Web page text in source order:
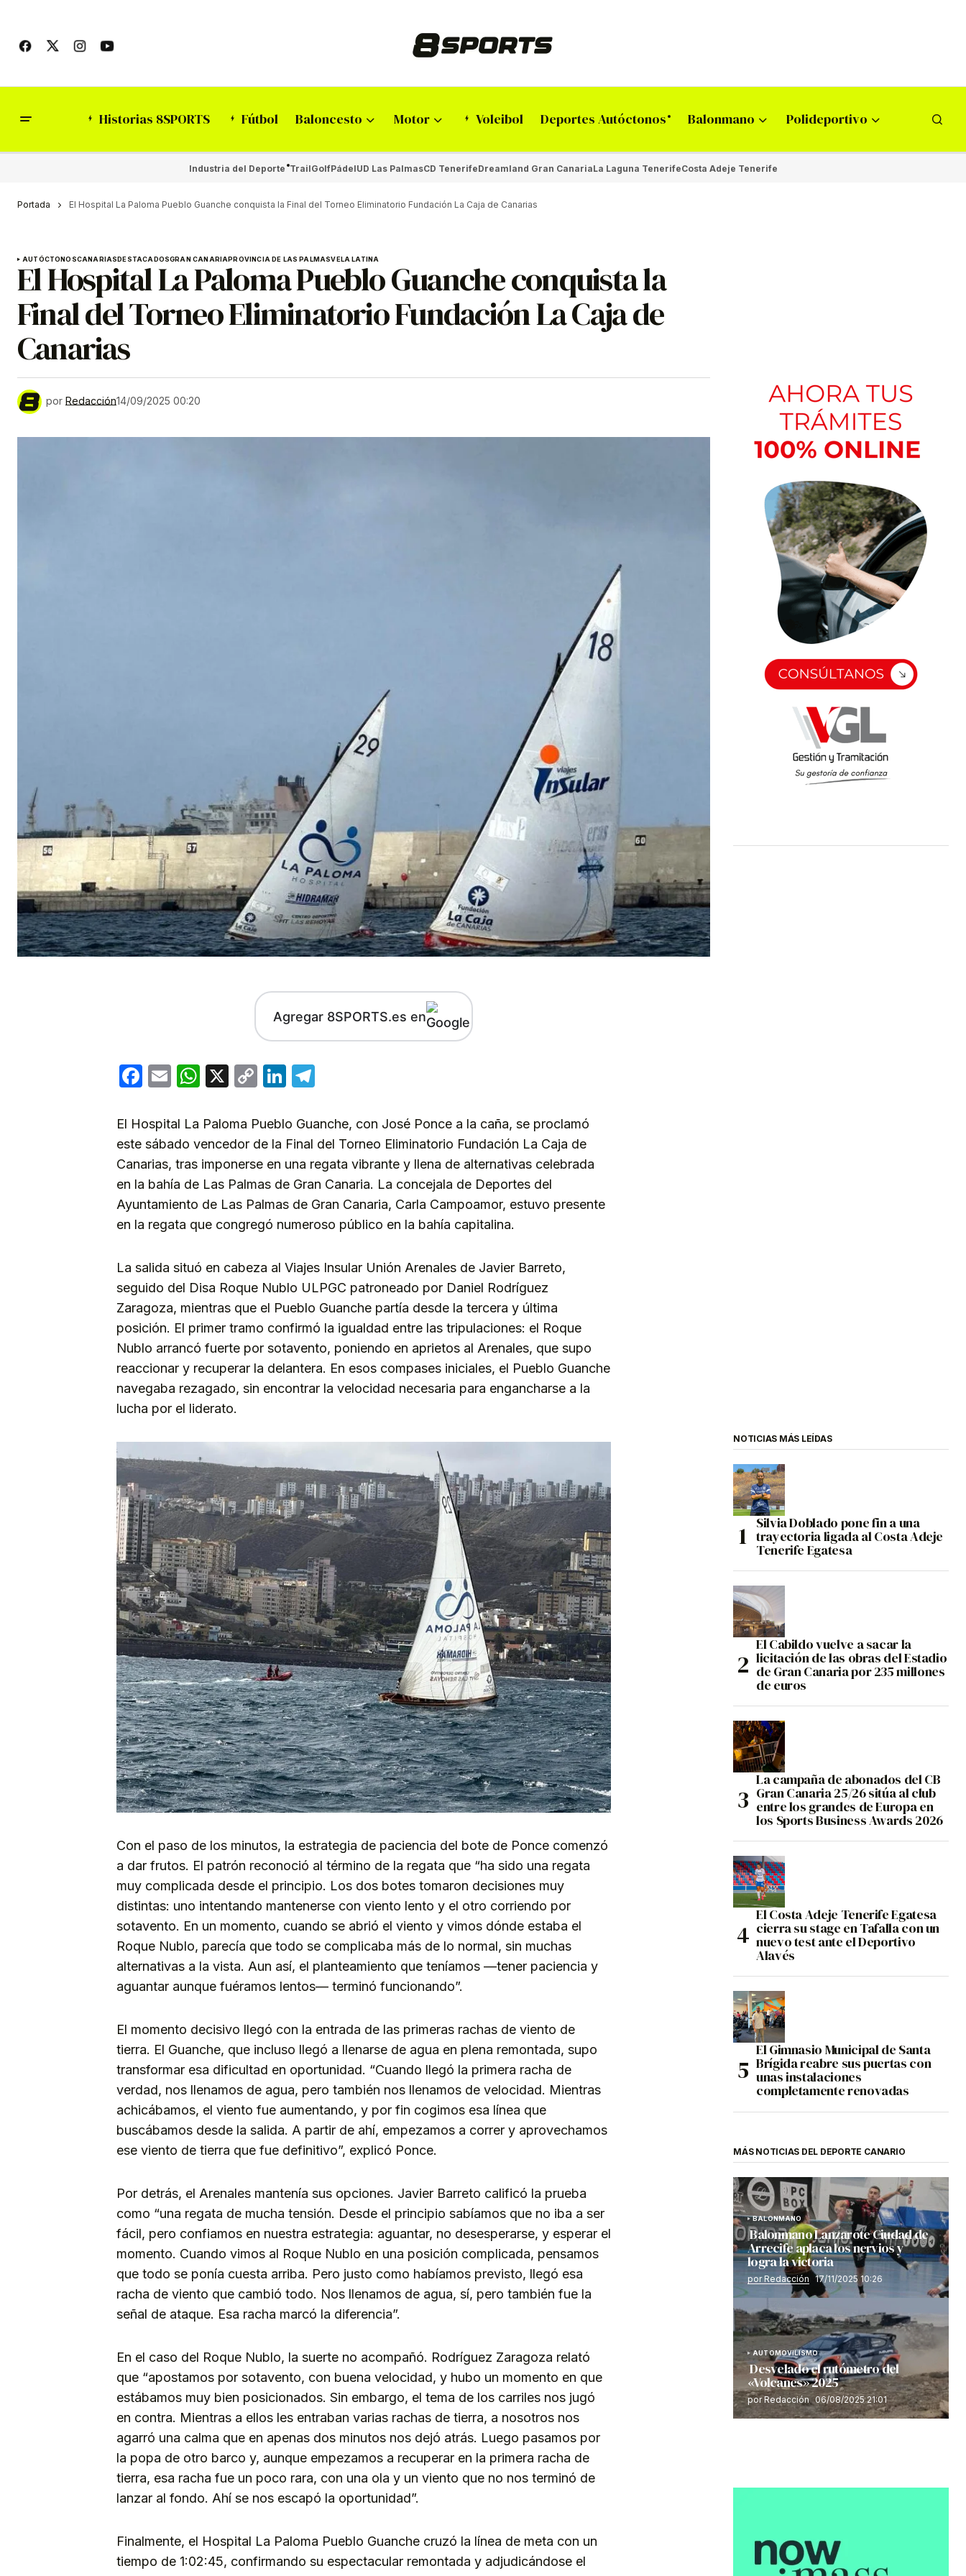
Historias 8SPORTS Fútbol Baloncesto Motor Voleibol Deportes Autóctonos Balonmano Polideportivo
Industria del Deporte TrailGolfPádelUD Las PalmasCD TenerifeDreamland Gran CanariaLa Laguna TenerifeCosta Adeje Tenerife
Portada El Hospital La Paloma Pueblo Guanche conquista la Final del Torneo Eliminatorio Fundación La Caja de Canarias
AUTÓCTONOSCANARIASDESTACADOSGRAN CANARIAPROVINCIA DE LAS PALMASVELA LATINA
El Hospital La Paloma Pueblo Guanche conquista la
Final del Torneo Eliminatorio Fundación La Caja de
Canarias
por Redacción14/09/2025 00:20
Agregar 8SPORTS.es en
Facebook
EmailWhatsApp
X
CopyLinkedIn
El Hospital La Paloma Pueblo Guanche, con José Ponce a la caña, se proclamó
este sábado vencedor de la Final del Torneo Eliminatorio Fundación La Caja de
Canarias, tras imponerse en una regata vibrante y llena de alternativas celebrada
en la bahía de Las Palmas de Gran Canaria. La concejala de Deportes del
Ayuntamiento de Las Palmas de Gran Canaria, Carla Campoamor, estuvo presente
en la regata que congregó numeroso público en la bahía capitalina.
La salida situó en cabeza al Viajes Insular Unión Arenales de Javier Barreto,
seguido del Disa Roque Nublo ULPGC patroneado por Daniel Rodríguez
Zaragoza, mientras que el Pueblo Guanche partía desde la tercera y última
posición. El primer tramo confirmó la igualdad entre las tripulaciones: el Roque
Nublo arrancó fuerte por sotavento, poniendo en aprietos al Arenales, que supo
reaccionar y recuperar la delantera. En esos compases iniciales, el Pueblo Guanche
navegaba rezagado, sin encontrar la velocidad necesaria para engancharse a la
lucha por el liderato.
Con el paso de los minutos, la estrategia de paciencia del bote de Ponce comenzó
a dar frutos. El patrón reconoció al término de la regata que “ha sido una regata
muy complicada desde el principio. Los dos botes tomaron decisiones muy
distintas: uno intentando mantenerse con viento lento y el otro corriendo por
sotavento. En un momento, cuando se abrió el viento y vimos dónde estaba el
Roque Nublo, parecía que todo se complicaba más de lo normal, sin muchas
alternativas a la vista. Aun así, el planteamiento que teníamos —tener paciencia y
aguantar aunque fuéramos lentos— terminó funcionando”.
El momento decisivo llegó con la entrada de las primeras rachas de viento de
tierra. El Guanche, que incluso llegó a llenarse de agua en plena remontada, supo
transformar esa dificultad en oportunidad. “Cuando llegó la primera racha de
verdad, nos llenamos de agua, pero también nos llenamos de velocidad. Mientras
achicábamos, el viento fue aumentando, y por fin cogimos esa línea que
buscábamos desde la salida. A partir de ahí, empezamos a correr y aprovechamos
ese viento de tierra que fue definitivo”, explicó Ponce.
Por detrás, el Arenales mantenía sus opciones. Javier Barreto calificó la prueba
como “una regata de mucha tensión. Desde el principio sabíamos que no iba a ser
fácil, pero confiamos en nuestra estrategia: aguantar, no desesperarse, y esperar el
momento. Cuando vimos al Roque Nublo en una posición complicada, pensamos
que todo se ponía cuesta arriba. Pero justo como habíamos previsto, llegó esa
racha de viento que cambió todo. Nos llenamos de agua, sí, pero también fue la
señal de ataque. Esa racha marcó la diferencia”.
En el caso del Roque Nublo, la suerte no acompañó. Rodríguez Zaragoza relató
que “apostamos por sotavento, con buena velocidad, y hubo un momento en que
estábamos muy bien posicionados. Sin embargo, el tema de los carriles nos jugó
en contra. Mientras a ellos les entraban varias rachas de tierra, a nosotros nos
agarró una calma que en apenas dos minutos nos dejó atrás. Luego pasamos por
la popa de otro barco y, aunque empezamos a recuperar en la primera racha de
tierra, esa racha fue un poco rara, con una ola y un viento que no nos terminó de
lanzar al fondo. Ahí se nos escapó la oportunidad”.
Finalmente, el Hospital La Paloma Pueblo Guanche cruzó la línea de meta con un
tiempo de 1:02:45, confirmando su espectacular remontada y adjudicándose el
NOTICIAS MÁS LEÍDAS
Silvia Doblado pone fin a una
trayectoria ligada al Costa Adeje
Tenerife Egatesa
El Cabildo vuelve a sacar la
licitación de las obras del Estadio
de Gran Canaria por 235 millones
de euros
La campaña de abonados del CB
Gran Canaria 25/26 sitúa al club
entre los grandes de Europa en
los Sports Business Awards 2026
El Costa Adeje Tenerife Egatesa
cierra su stage en Tafalla con un
nuevo test ante el Deportivo
Alavés
El Gimnasio Municipal de Santa
Brígida reabre sus puertas con
unas instalaciones
completamente renovadas
MÁS NOTICIAS DEL DEPORTE CANARIO
BALONMANO
Balonmano Lanzarote Ciudad de
Arrecife aplaca los nervios y
logra la victoria
por Redacción 17/11/2025 10:26
AUTOMOVILISMO
Desvelado el rutómetro del
«Volcanes» 2025
por Redacción 06/08/2025 21:01